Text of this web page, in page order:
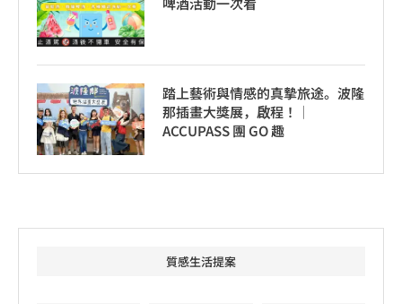
踏上藝術與情感的真摯旅途。波隆
那插畫大獎展，啟程！│
ACCUPASS 團 GO 趣
質感生活提案